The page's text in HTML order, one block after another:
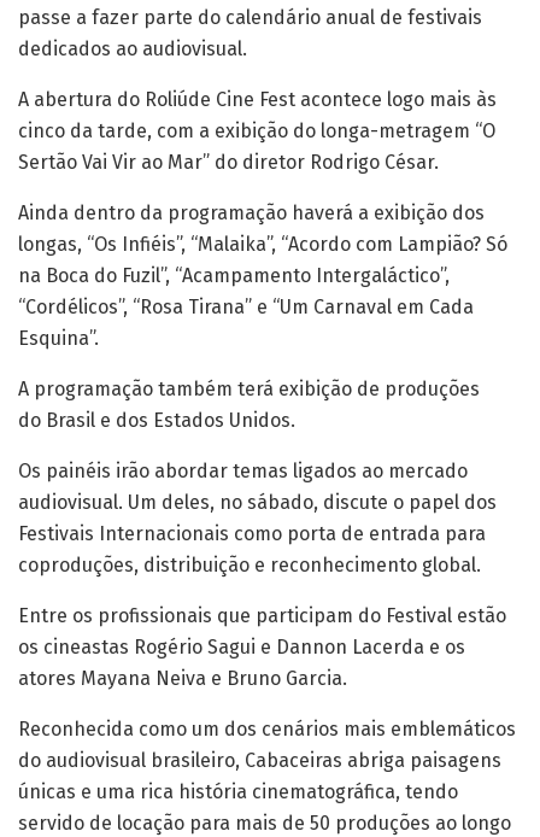
passe a fazer parte do calendário anual de festivais
dedicados ao audiovisual.
A abertura do Roliúde Cine Fest acontece logo mais às
cinco da tarde, com a exibição do longa-metragem “O
Sertão Vai Vir ao Mar” do diretor Rodrigo César.
Ainda dentro da programação haverá a exibição dos
longas, “Os Infiéis”, “Malaika”, “Acordo com Lampião? Só
na Boca do Fuzil”, “Acampamento Intergaláctico”,
“Cordélicos”, “Rosa Tirana” e “Um Carnaval em Cada
Esquina”.
A programação também terá exibição de produções
do Brasil e dos Estados Unidos.
Os painéis irão abordar temas ligados ao mercado
audiovisual. Um deles, no sábado, discute o papel dos
Festivais Internacionais como porta de entrada para
coproduções, distribuição e reconhecimento global.
Entre os profissionais que participam do Festival estão
os cineastas Rogério Sagui e Dannon Lacerda e os
atores Mayana Neiva e Bruno Garcia.
Reconhecida como um dos cenários mais emblemáticos
do audiovisual brasileiro, Cabaceiras abriga paisagens
únicas e uma rica história cinematográfica, tendo
servido de locação para mais de 50 produções ao longo